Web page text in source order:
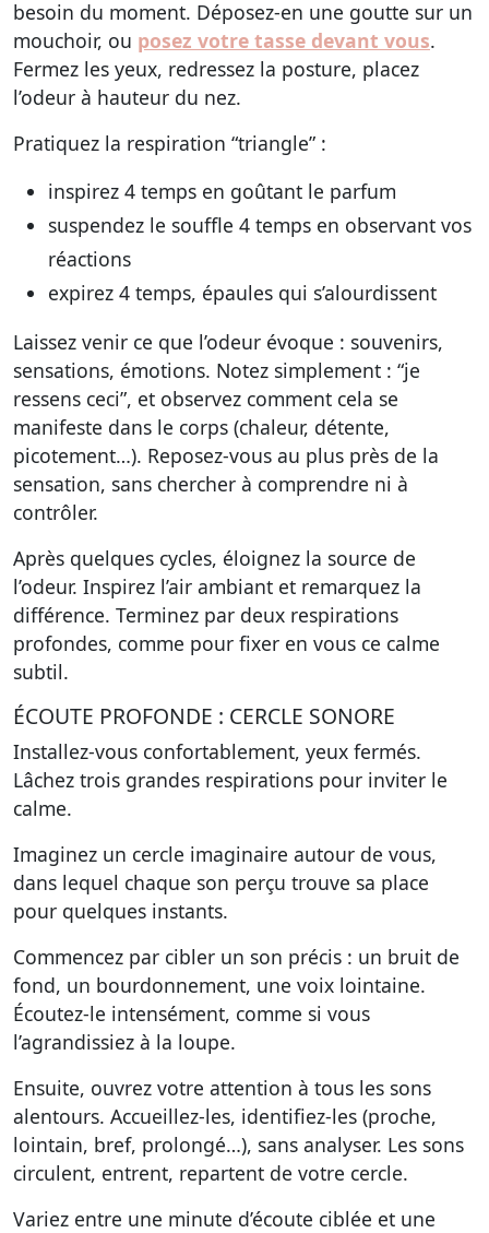
besoin du moment. Déposez-en une goutte sur un
mouchoir, ou posez votre tasse devant vous.
Fermez les yeux, redressez la posture, placez
l’odeur à hauteur du nez.
Pratiquez la respiration “triangle” :
inspirez 4 temps en goûtant le parfum
suspendez le souffle 4 temps en observant vos
réactions
expirez 4 temps, épaules qui s’alourdissent
Laissez venir ce que l’odeur évoque : souvenirs,
sensations, émotions. Notez simplement : “je
ressens ceci”, et observez comment cela se
manifeste dans le corps (chaleur, détente,
picotement…). Reposez-vous au plus près de la
sensation, sans chercher à comprendre ni à
contrôler.
Après quelques cycles, éloignez la source de
l’odeur. Inspirez l’air ambiant et remarquez la
différence. Terminez par deux respirations
profondes, comme pour fixer en vous ce calme
subtil.
ÉCOUTE PROFONDE : CERCLE SONORE
Installez-vous confortablement, yeux fermés.
Lâchez trois grandes respirations pour inviter le
calme.
Imaginez un cercle imaginaire autour de vous,
dans lequel chaque son perçu trouve sa place
pour quelques instants.
Commencez par cibler un son précis : un bruit de
fond, un bourdonnement, une voix lointaine.
Écoutez-le intensément, comme si vous
l’agrandissiez à la loupe.
Ensuite, ouvrez votre attention à tous les sons
alentours. Accueillez-les, identifiez-les (proche,
lointain, bref, prolongé…), sans analyser. Les sons
circulent, entrent, repartent de votre cercle.
Variez entre une minute d’écoute ciblée et une